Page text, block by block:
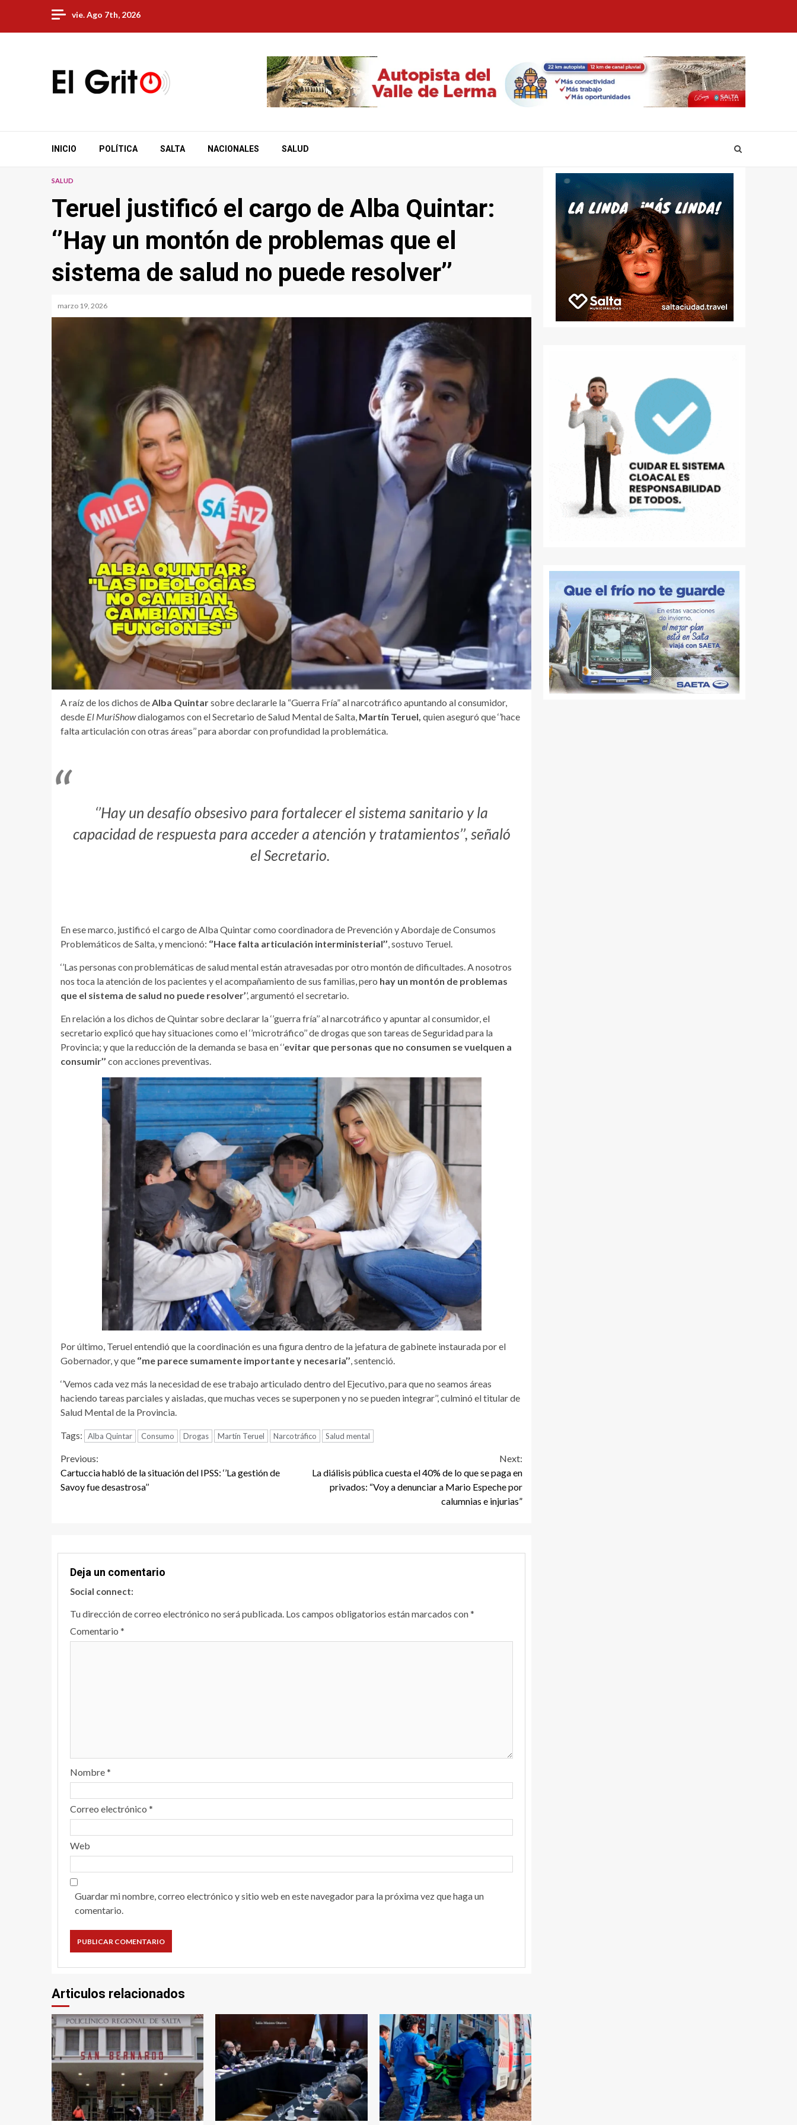
content
vie. Ago 7th, 2026
INICIO POLÍTICA SALTA NACIONALES SALUD
SALUD
Teruel justificó el cargo de Alba Quintar:
‘’Hay un montón de problemas que el
sistema de salud no puede resolver’’
marzo 19, 2026
A raíz de los dichos deAlba Quintarsobre declararle la “Guerra Fría” al narcotráfico apuntando al consumidor,
desde El MuriShowdialogamos con el Secretario de Salud Mental de Salta, Martín Teruel, quien aseguró que ‘’hace
falta articulación con otras áreas’’ para abordar con profundidad la problemática.
‘’Hay un desafío obsesivo para fortalecer el sistema sanitario y la
capacidad de respuesta para acceder a atención y tratamientos’’, señaló
el Secretario.
En ese marco, justificó el cargo de Alba Quintar como coordinadora de Prevención y Abordaje de Consumos
Problemáticos de Salta, y mencionó: ‘’Hace falta articulación interministerial’’, sostuvo Teruel.
‘’Las personas con problemáticas de salud mental están atravesadas por otro montón de dificultades. A nosotros
nos toca la atención de los pacientes y el acompañamiento de sus familias, pero hay un montón de problemas
que el sistema de salud no puede resolver’’, argumentó el secretario.
En relación a los dichos de Quintar sobre declarar la ‘’guerra fría’’ al narcotráfico y apuntar al consumidor, el
secretario explicó que hay situaciones como el ‘’microtráfico’’ de drogas que son tareas de Seguridad para la
Provincia; y que la reducción de la demanda se basa en ‘’evitar que personas que no consumen se vuelquen a
consumir’’ con acciones preventivas.
Por último, Teruel entendió que la coordinación es una figura dentro de la jefatura de gabinete instaurada por el
Gobernador, y que ‘’me parece sumamente importante y necesaria’’, sentenció.
‘’Vemos cada vez más la necesidad de ese trabajo articulado dentro del Ejecutivo, para que no seamos áreas
haciendo tareas parciales y aisladas, que muchas veces se superponen y no se pueden integrar’’, culminó el titular de
Salud Mental de la Provincia.
Tags: Alba Quintar Consumo Drogas Martín Teruel Narcotráfico Salud mental
Continue
Reading
Previous:
Cartuccia habló de la situación del IPSS: ‘’La gestión de
Savoy fue desastrosa’’
Next:
La diálisis pública cuesta el 40% de lo que se paga en
privados: “Voy a denunciar a Mario Espeche por
calumnias e injurias”
Deja un comentario
Social connect:
Tu dirección de correo electrónico no será publicada. Los campos obligatorios están marcados con*
Comentario *
Nombre*
Correo electrónico *
Web
Guardar mi nombre, correo electrónico y sitio web en este navegador para la próxima vez que haga un
comentario.
Articulos relacionados